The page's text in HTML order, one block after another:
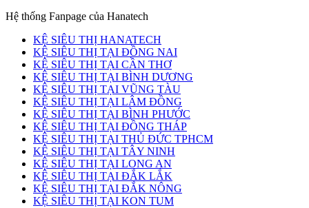
Hệ thống Fanpage của Hanatech
KỆ SIÊU THỊ HANATECH
KỆ SIÊU THỊ TẠI ĐỒNG NAI
KỆ SIÊU THỊ TẠI CẦN THƠ
KỆ SIÊU THỊ TẠI BÌNH DƯƠNG
KỆ SIÊU THỊ TẠI VŨNG TÀU
KỆ SIÊU THỊ TẠI LÂM ĐỒNG
KỆ SIÊU THỊ TẠI BÌNH PHƯỚC
KỆ SIÊU THỊ TẠI ĐỒNG THÁP
KỆ SIÊU THỊ TẠI THỦ ĐỨC TPHCM
KỆ SIÊU THỊ TẠI TÂY NINH
KỆ SIÊU THỊ TẠI LONG AN
KỆ SIÊU THỊ TẠI ĐẮK LẮK
KỆ SIÊU THỊ TẠI ĐẮK NÔNG
KỆ SIÊU THỊ TẠI KON TUM